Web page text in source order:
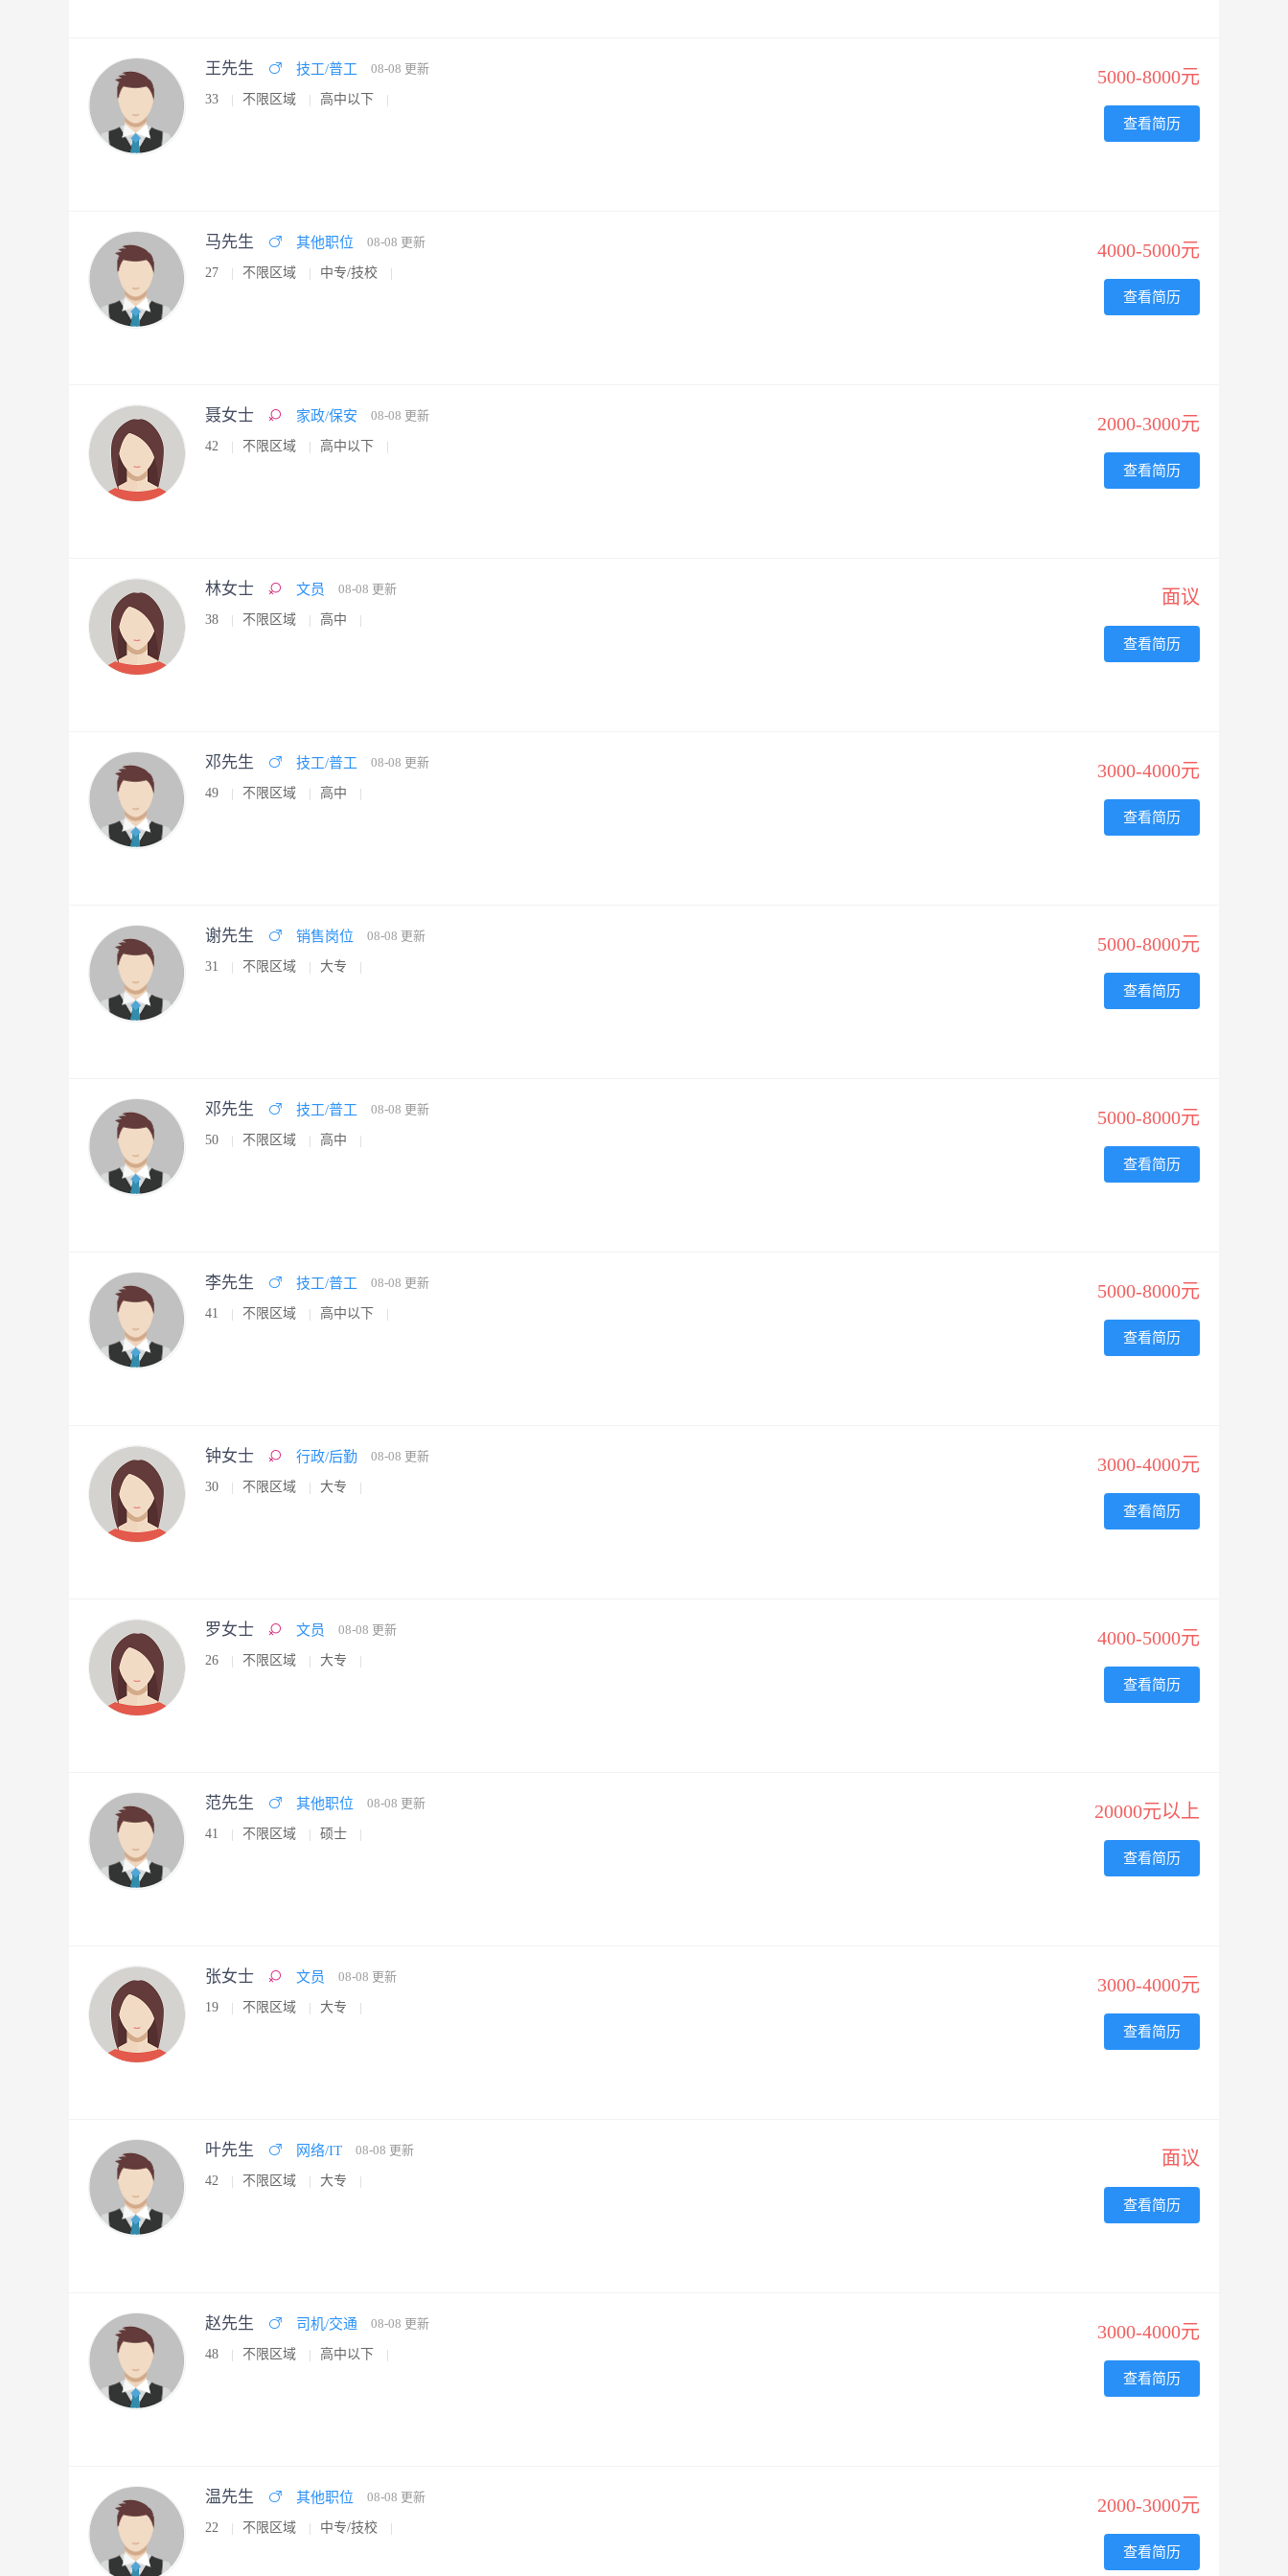
王先生 技工/普工 08-08 更新
33 不限区域 高中以下
5000-8000元
查看简历
马先生 其他职位 08-08 更新
27 不限区域 中专/技校
4000-5000元
查看简历
聂女士 家政/保安 08-08 更新
42 不限区域 高中以下
2000-3000元
查看简历
林女士 文员 08-08 更新
38 不限区域 高中
面议
查看简历
邓先生 技工/普工 08-08 更新
49 不限区域 高中
3000-4000元
查看简历
谢先生 销售岗位 08-08 更新
31 不限区域 大专
5000-8000元
查看简历
邓先生 技工/普工 08-08 更新
50 不限区域 高中
5000-8000元
查看简历
李先生 技工/普工 08-08 更新
41 不限区域 高中以下
5000-8000元
查看简历
钟女士 行政/后勤 08-08 更新
30 不限区域 大专
3000-4000元
查看简历
罗女士 文员 08-08 更新
26 不限区域 大专
4000-5000元
查看简历
范先生 其他职位 08-08 更新
41 不限区域 硕士
20000元以上
查看简历
张女士 文员 08-08 更新
19 不限区域 大专
3000-4000元
查看简历
叶先生 网络/IT 08-08 更新
42 不限区域 大专
面议
查看简历
赵先生 司机/交通 08-08 更新
48 不限区域 高中以下
3000-4000元
查看简历
温先生 其他职位 08-08 更新
22 不限区域 中专/技校
2000-3000元
查看简历